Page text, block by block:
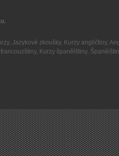
, Jazykové zkoušky, Kurzy angličtiny,
, Kurzy španělštiny,